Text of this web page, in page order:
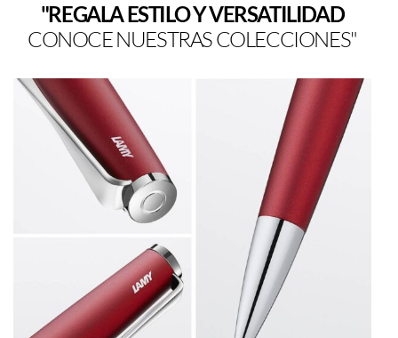
"REGALA ESTILO Y VERSATILIDAD
CONOCE NUESTRAS COLECCIONES"